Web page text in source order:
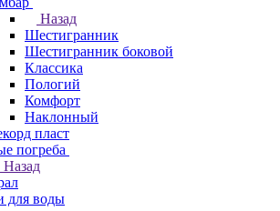
Назад
Шестигранник
Шестигранник боковой
Классика
Пологий
Комфорт
Наклонный
пласт
погреба
Назад
для воды